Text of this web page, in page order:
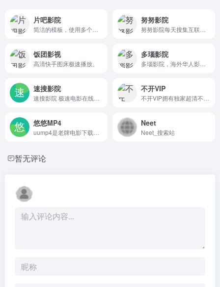
片吧影院 努努影院
饭团影视
高清快手图床极速播放。
多瑙影院
速搜影院 不开VIP
悠悠MP4 Neet
Neet_搜索站
暂无评论